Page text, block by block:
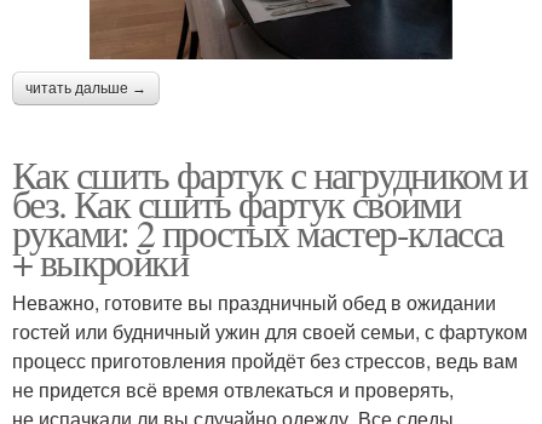
читать дальше →
Как сшить фартук с нагрудником и
без. Как сшить фартук своими
руками: 2 простых мастер-класса
+ выкройки
Неважно, готовите вы праздничный обед в ожидании
гостей или будничный ужин для своей семьи, с фартуком
процесс приготовления пройдёт без стрессов, ведь вам
не придется всё время отвлекаться и проверять,